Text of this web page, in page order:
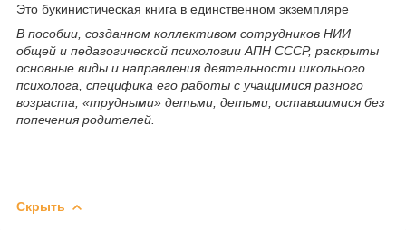
Это букинистическая книга в единственном экземпляре
В пособии, созданном коллективом сотрудников НИИ
общей и педагогической психологии АПН СССР, раскрыты
основные виды и направления деятельности школьного
психолога, специфика его работы с учащимися разного
возраста, «трудными» детьми, детьми, оставшимися без
попечения родителей.
Скрыть